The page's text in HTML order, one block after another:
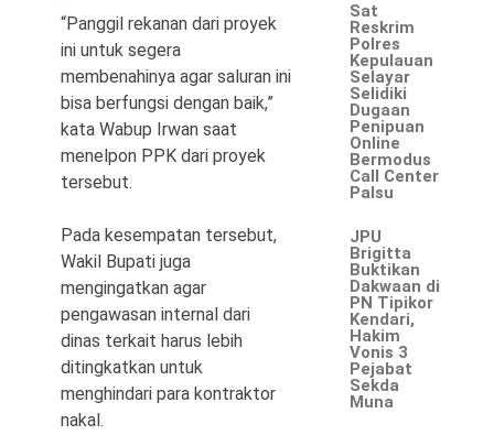
“Panggil rekanan dari proyek
ini untuk segera
membenahinya agar saluran ini
bisa berfungsi dengan baik,”
kata Wabup Irwan saat
menelpon PPK dari proyek
tersebut.
Pada kesempatan tersebut,
Wakil Bupati juga
mengingatkan agar
pengawasan internal dari
dinas terkait harus lebih
ditingkatkan untuk
menghindari para kontraktor
nakal.
Sat
Reskrim
Polres
Kepulauan
Selayar
Selidiki
Dugaan
Penipuan
Online
Bermodus
Call Center
Palsu
JPU
Brigitta
Buktikan
Dakwaan di
PN Tipikor
Kendari,
Hakim
Vonis 3
Pejabat
Sekda
Muna